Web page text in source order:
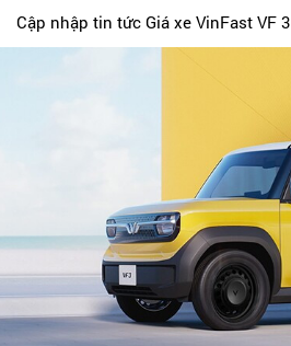
Cập nhập tin tức Giá xe VinFast VF 3